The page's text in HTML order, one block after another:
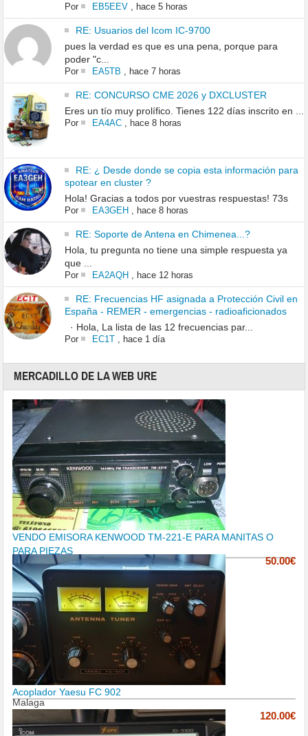
Por EB5EEV, hace 5 horas
RE: Usuarios del Icom IC-9700
pues la verdad es que es una pena, porque para
poder "c...
Por EA5TB hace 7 horas
RE: CONCURSO CME 2026 y DXCLUSTER
Eres un tío muy prolífico. Tienes 122 días inscrito en ...
Por EA4AC, hace 8 horas
RE: ¿ Desde donde se copia esta información para
spotear en cluster ?
Hola! Gracias a todos por vuestras respuestas! 73s
Por EA3GEH, hace 8 horas
RE: Soporte de Antena en Chimenea...?
Hola, tu pregunta no tiene una simple respuesta ya
que ...
Por EA2AQH, hace 12 horas
RE: Frecuencias HF asignada a Protección Civil en
España - REMER - emergencias - radioaficionados
· Hola, La lista de las 12 frecuencias par...
Por EC1T, hace 1 día
MERCADILLO DE LA WEB URE
VENDO EMISORA KENWOOD TM-221-E PARA MANITAS O
PARA PIEZAS
50.00€
Acoplador Yaesu FC 902
Malaga
120.00€